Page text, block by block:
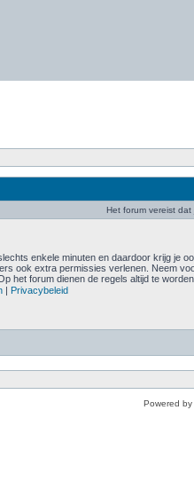
Het forum vereist
enkele minuten en daardoor krijg je
ook extra permissies verlenen. Neem
het forum dienen de regels altijd te worden
| Privacybeleid
Powered by